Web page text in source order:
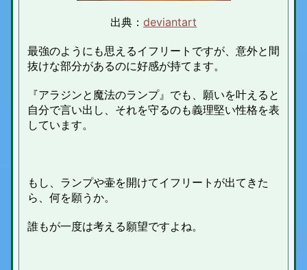
出典： deviantart
最強のようにも思えるイフリートですが、意外と間
抜けな部分があるのに好感が持てます。
『アラジンと魔法のランプ』でも、願いを叶えると
自分で言い出し、それを守るのも義理堅い性格を表
しています。
もし、ランプや壷を開けてイフリートが出てきた
ら、何を願うか。
誰もが一度は考える願望ですよね。